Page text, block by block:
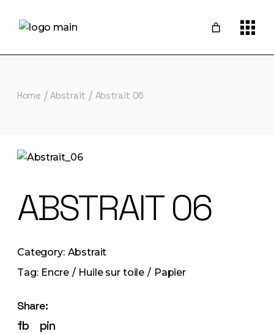
content
Home Abstrait Abstrait 06
ABSTRAIT 06
Category: Abstrait
Tag: Encre Huile sur toile Papier
Share:
fb pin